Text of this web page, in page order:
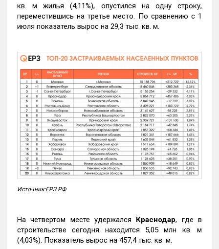
кв. м жилья (4,11%), опустился на одну строку,
переместившись на третье место. По сравнению с 1
июля показатель вырос на 29,3 тыс. кв. м.
Источник:ЕРЗ.РФ
На четвертом месте удержался Краснодар, где в
строительстве сегодня находится 5,05 млн кв. м
(4,03%). Показатель вырос на 457,4 тыс. кв. м.